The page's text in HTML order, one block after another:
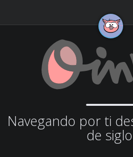
Navegando por ti
de